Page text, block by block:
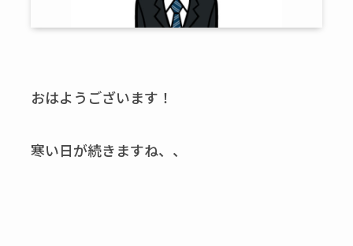
おはようございます！
寒い日が続きますね、、